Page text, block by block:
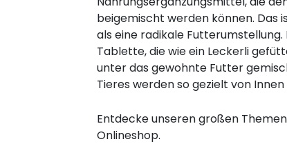
beigemischt werden können. Das
als eine radikale Futterumstellung.
Tablette, die wie ein Leckerli
unter das gewohnte Futter
Tieres werden so gezielt von
Entdecke unseren großen
Onlineshop.